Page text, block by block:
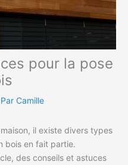
pour la pose
Camille
il existe divers types
bois en fait partie.
des conseils et astuces